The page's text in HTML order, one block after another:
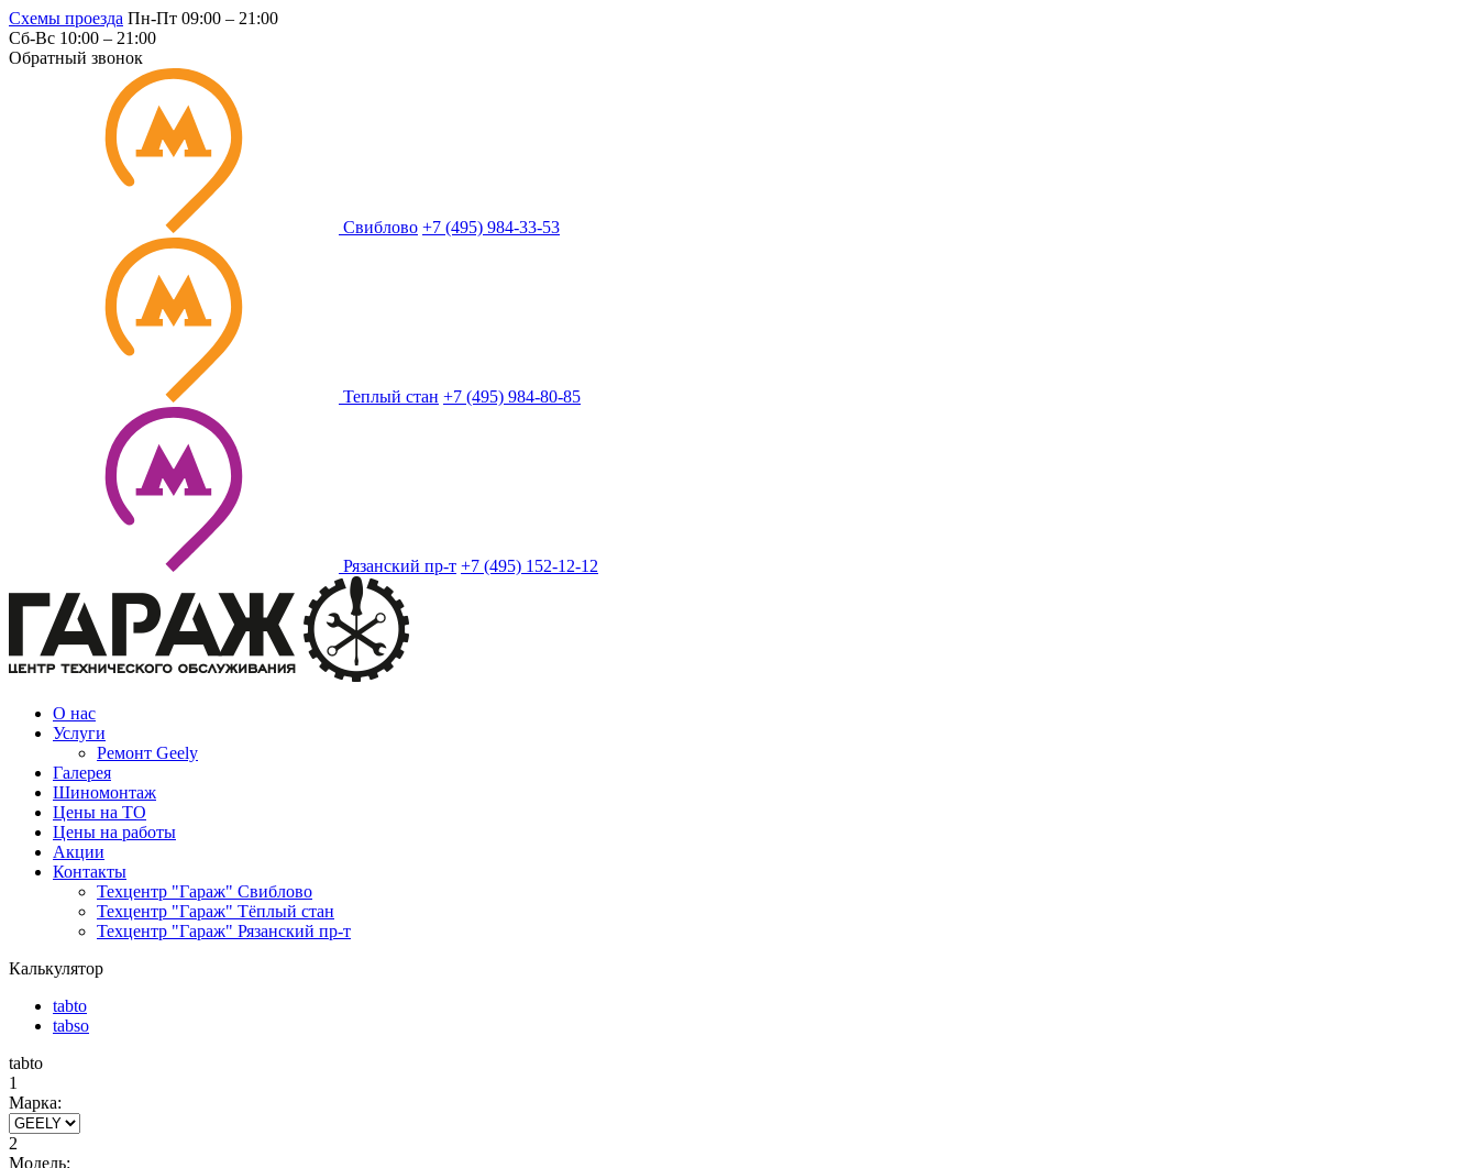
Схемы проезда Пн-Пт 09:00 – 21:00
Сб-Вс 10:00 – 21:00
Обратный звонок
Свиблово +7 (495) 984-33-53
Теплый стан +7 (495) 984-80-85
Рязанский пр-т +7 (495) 152-12-12
О нас
Услуги
Ремонт Geely
Галерея
Шиномонтаж
Цены на ТО
Цены на работы
Акции
Контакты
Техцентр "Гараж" Свиблово
Техцентр "Гараж" Тёплый стан
Техцентр "Гараж" Рязанский пр-т
Калькулятор
tabto
tabso
tabto
1
Марка:
2
Модель: